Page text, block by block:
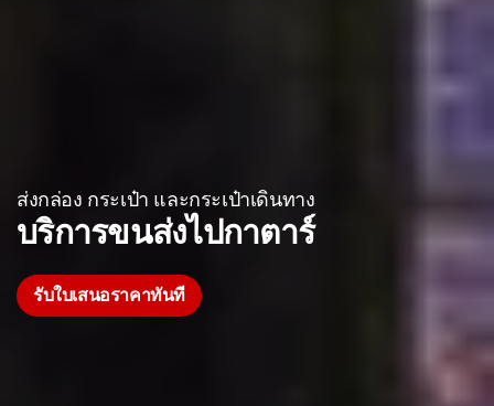
ส่งกล่อง กระเป๋า และกระเป๋าเดินทาง
บริการขนส่งไปกาตาร์
รับใบเสนอราคาทันที